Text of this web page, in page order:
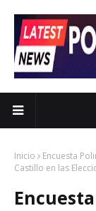
Inicio
Encuesta
Castillo en las